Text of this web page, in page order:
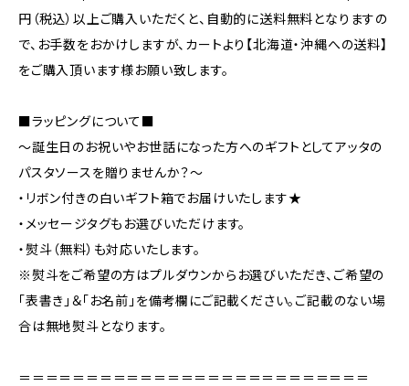
円（税込）以上ご購入いただくと、自動的に送料無料となりますの
で、お手数をおかけしますが、カートより【北海道・沖縄への送料】
をご購入頂います様お願い致します。
■ラッピングについて■
～誕生日のお祝いやお世話になった方へのギフトとしてアッタの
パスタソースを贈りませんか？～
・リボン付きの白いギフト箱でお届けいたします★
・メッセージタグもお選びいただけます。
・熨斗（無料）も対応いたします。
※熨斗をご希望の方はプルダウンからお選びいただき、ご希望の
「表書き」＆「お名前」を備考欄にご記載ください。ご記載のない場
合は無地熨斗となります。
＝＝＝＝＝＝＝＝＝＝＝＝＝＝＝＝＝＝＝＝＝＝＝＝＝＝